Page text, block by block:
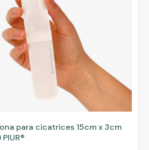
para cicatrices 15cm x 3cm